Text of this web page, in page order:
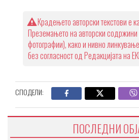
Крадењето авторски текстови е
Преземањето на авторски содржини
фотографии), како и нивно
без согласност од Редакцијата на
СПОДЕЛИ:
ПОСЛЕДНИ